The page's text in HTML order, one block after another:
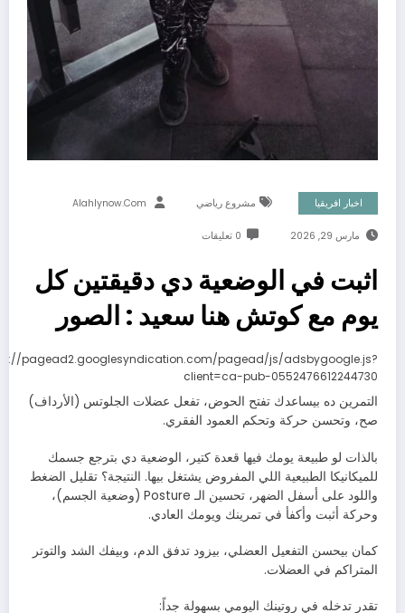
اخبار افريقيا مشروع رياضي Alahlynow.com
مارس 29, 2026 0 تعليقات
اثبت في الوضعية دي دقيقتين كل
يوم مع كوتش هنا سعيد : الصور
pagead2.googlesyndication.com/pagead/js/adsbygoogle.js?
client=ca-pub-0552476612244730
التمرين ده بيساعدك تفتح الحوض، تفعل عضلات الجلوتس (الأرداف)
صح، وتحسن حركة وتحكم العمود الفقري.
بالذات لو طبيعة يومك فيها قعدة كتير، الوضعية دي بترجع جسمك
للميكانيكا الطبيعية اللي المفروض يشتغل بيها. النتيجة؟ تقليل الضغط
واللود على أسفل الضهر، تحسين الـ Posture (وضعية الجسم)،
وحركة أثبت وأكفأ في تمرينك ويومك العادي.
كمان بيحسن التفعيل العضلي، بيزود تدفق الدم، وبيفك الشد والتوتر
المتراكم في العضلات.
تقدر تدخله في روتينك اليومي بسهولة جداً: